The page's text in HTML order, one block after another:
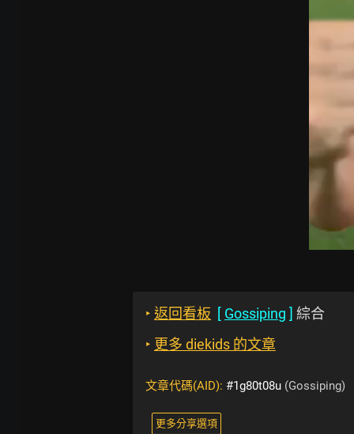
‣ 返回看板 [ Gossiping ] 綜合
‣ 更多 diekids 的文章
文章代碼(AID): #1g80t08u (Gossiping)
更多分享選項